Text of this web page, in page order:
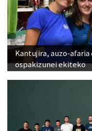
Kantujira, auzo-
ospakizunei ekiteko